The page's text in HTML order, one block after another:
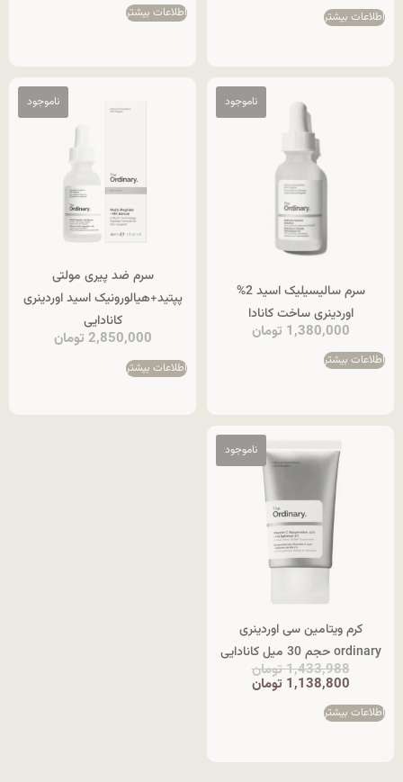
اطلاعات بیشتر اطلاعات بیشتر
سرم سالیسیلیک اسید 2%
اوردینری ساخت کانادا
1,380,000 تومان
اطلاعات بیشتر
سرم ضد پیری مولتی
پپتید+هیالورونیک اسید اوردینری
کانادایی
2,850,000 تومان
اطلاعات بیشتر
کرم ویتامین سی اوردینری
ordinary حجم 30 میل کانادایی
1,433,988تومان
1,138,800 تومان
اطلاعات بیشتر